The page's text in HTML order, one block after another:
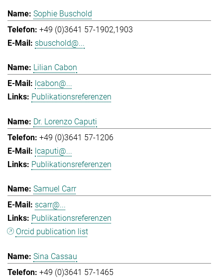
Sophie Buschold
+49 (0)3641 57-1902,1903
sbuschold@...
Lilian Cabon
lcabon@...
Publikationsreferenzen
Dr. Lorenzo Caputi
+49 (0)3641 57-1206
lcaputi@...
Publikationsreferenzen
Samuel Carr
scarr@...
Publikationsreferenzen
Orcid publication list
Sina Cassau
+49 (0)3641 57-1465